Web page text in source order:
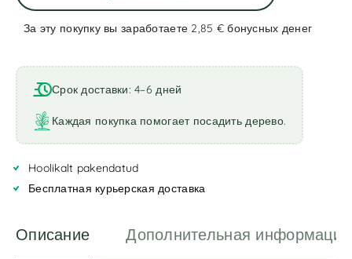
За эту покупку вы заработаете 2,85 €бонусных денег
l
t
e
r
n
t
i
:
Срок доставки: 4–6 дней
Каждая покупка помогает посадить дерево.
Hoolikalt pakendatud
Бесплатная курьерская доставка
Описание Дополнительная информация